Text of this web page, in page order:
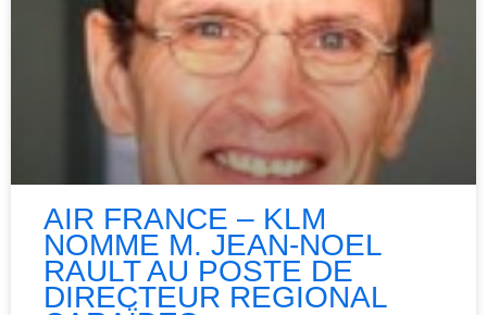
AIR FRANCE – KLM
NOMME M. JEAN-NOEL
RAULT AU POSTE DE
DIRECTEUR REGIONAL